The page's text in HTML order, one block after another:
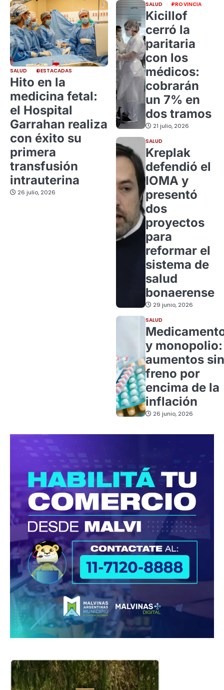
SALUD DESTACADAS
Hito en la
medicina fetal:
el Hospital
Garrahan realiza
con éxito su
primera
transfusión
intrauterina
26 julio, 2026
SALUD PROVINCIA
Kicillof
cerró la
paritaria
con los
médicos:
cobrarán
un 7% en
dos tramos
21 julio, 2026
SALUD
Kreplak
defendió el
IOMA y
presentó
dos
proyectos
para
reformar el
sistema de
salud
bonaerense
29 junio, 2026
SALUD
y monopolio:
aumentos sin
freno por
encima de la
inflación
26 junio, 2026